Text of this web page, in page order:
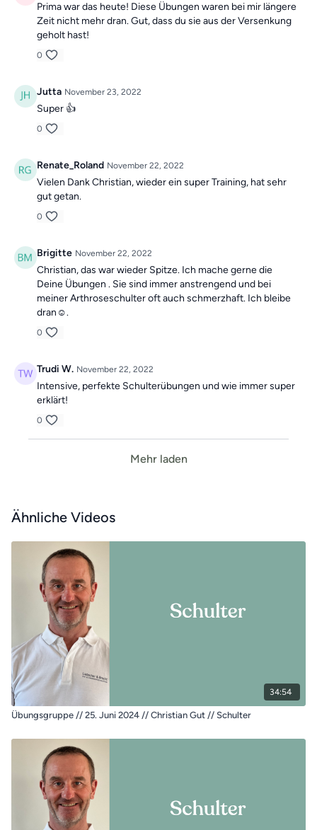
Prima war das heute! Diese Übungen waren bei mir längere
Zeit nicht mehr dran. Gut, dass du sie aus der Versenkung
geholt hast!
0
Jutta November 23, 2022
Super 👍
0
Renate_Roland November 22, 2022
Vielen Dank Christian, wieder ein super Training, hat sehr
gut getan.
0
Brigitte November 22, 2022
Christian, das war wieder Spitze. Ich mache gerne die
Deine Übungen . Sie sind immer anstrengend und bei
meiner Arthroseschulter oft auch schmerzhaft. Ich bleibe
dran☺️.
0
Trudi W. November 22, 2022
Intensive, perfekte Schulterübungen und wie immer super
erklärt!
0
Mehr laden
Ähnliche Videos
34:54
Übungsgruppe // 25. Juni 2024 // Christian Gut // Schulter